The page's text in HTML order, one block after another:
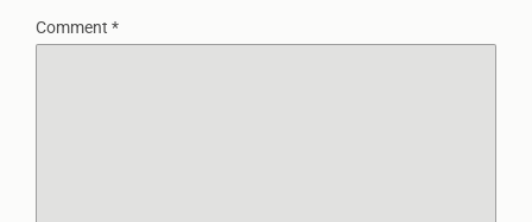
Comment *